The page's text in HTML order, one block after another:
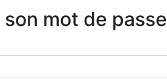
mot de passe